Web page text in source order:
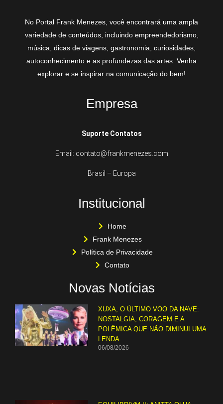
No Portal Frank Menezes, você encontrará uma ampla
variedade de conteúdos, incluindo empreendedorismo,
música, dicas de viagens, gastronomia, curiosidades,
autoconhecimento e as profundezas das artes. Venha
explorar e se inspirar na comunicação do bem!
Empresa
Suporte Contatos
Email: contato@frankmenezes.com
Brasil – Europa
Institucional
Home
Frank Menezes
Política de Privacidade
Contato
Novas Notícias
XUXA, O ÚLTIMO VOO DA NAVE:
NOSTALGIA, CORAGEM E A
POLÊMICA QUE NÃO DIMINUI UMA
LENDA
06/08/2026